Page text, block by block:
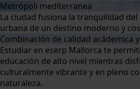
Metrópoli mediterranea
La ciudad fusiona la tranquilidad
urbana de un destino moderno y
Combinación de calidad acádemica
Estudiar en eserp Mallorca te
educación de alto nivel mientras
culturalmente vibrante y en pleno
naturaleza.